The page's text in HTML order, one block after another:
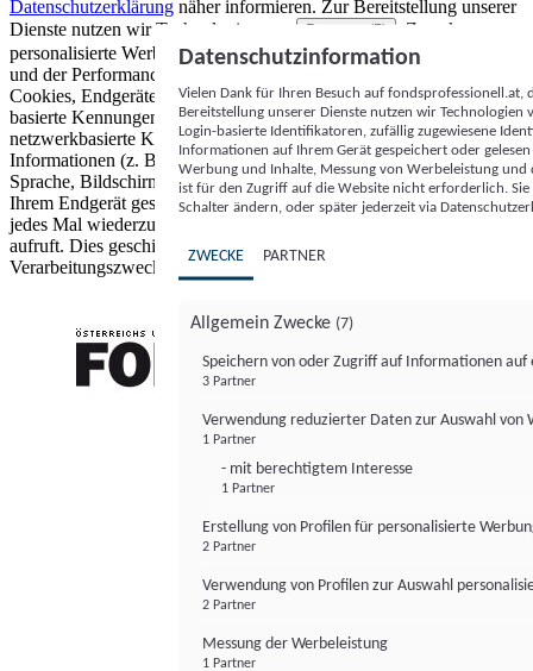
Datenschutzerklärung näher informieren. Zur Bereitstellung unserer
Dienste nutzen wir Technologien von
Partnern (5)
. Zwecke:
personalisierte Werbung und Inhalte, Messung von Werbeleistung
und der Performance von Inhalten sowie Zielgruppenforschung.
Cookies, Endgeräte- oder ähnliche Online-Kennungen (z. B. login-
basierte Kennungen, zufällig generierte Kennungen,
netzwerkbasierte Kennungen) können zusammen mit anderen
Informationen (z. B. Browsertyp und Browserinformationen,
Sprache, Bildschirmgröße, unterstützte Technologien usw.) auf
Ihrem Endgerät gespeichert oder von dort ausgelesen werden, um es
jedes Mal wiederzuerkennen, wenn es eine App oder einer Webseite
aufruft. Dies geschieht für einen oder mehrere der hier aufgeführten
Verarbeitungszwecke.
Datenschutzinformation
Vielen Dank für Ihren Besuch auf
Bereitstellung unserer Dienste nutzen wir Technologien
Login-basierte Identifikatoren, zufällig zugewiesene
Informationen auf Ihrem Gerät gespeichert oder
Werbung und Inhalte, Messung von Werbeleistung
ist für den Zugriff auf die Website nicht erforderlich.
Schalter ändern, oder später jederzeit via
ZWECKE PARTNER
Allgemein Zwecke (7)
Speichern von oder Zugriff auf Informationen auf
3 Partner
Verwendung reduzierter Daten zur Auswahl von
1 Partner
- mit berechtigtem Interesse
1 Partner
Erstellung von Profilen für personalisierte
2 Partner
Verwendung von Profilen zur Auswahl
2 Partner
Messung der Werbeleistung
1 Partner
FONDS professionell